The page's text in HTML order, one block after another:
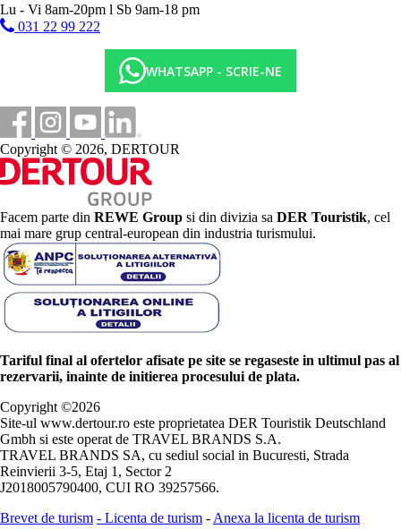
Lu - Vi 8am-20pm l Sb 9am-18 pm
031 22 99 222
WHATSAPP - SCRIE-NE
Copyright © 2026, DERTOUR
Facem parte din REWE Group si din divizia sa DER Touristik, cel
mai mare grup central-european din industria turismului.
Tariful final al ofertelor afisate pe site se regaseste in ultimul pas al
rezervarii, inainte de initierea procesului de plata.
Copyright ©2026
Site-ul www.dertour.ro este proprietatea DER Touristik Deutschland
Gmbh si este operat de TRAVEL BRANDS S.A.
TRAVEL BRANDS SA, cu sediul social in Bucuresti, Strada
Reinvierii 3-5, Etaj 1, Sector 2
J2018005790400, CUI RO 39257566.
Brevet de turism - Licenta de turism - Anexa la licenta de turism